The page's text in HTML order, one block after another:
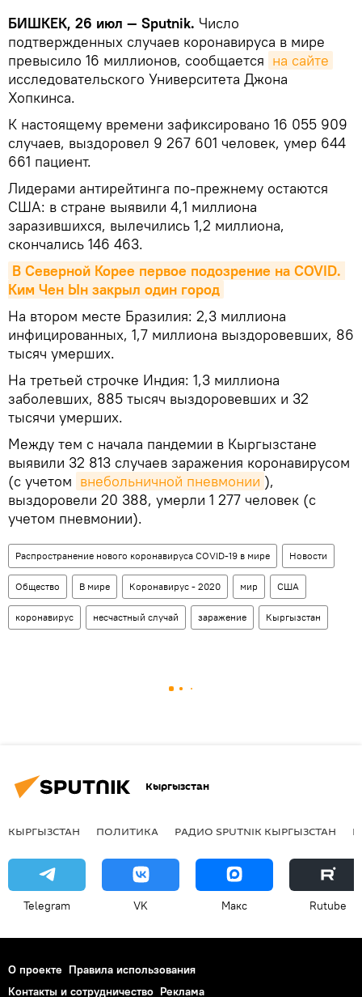
БИШКЕК, 26 июл — Sputnik. Число
подтвержденных случаев коронавируса в мире
превысило 16 миллионов, сообщается на сайте
исследовательского Университета Джона
Хопкинса.
К настоящему времени зафиксировано 16 055 909
случаев, выздоровел 9 267 601 человек, умер 644
661 пациент.
Лидерами антирейтинга по-прежнему остаются
США: в стране выявили 4,1 миллиона
заразившихся, вылечились 1,2 миллиона,
скончались 146 463.
В Северной Корее первое подозрение на COVID.
Ким Чен Ын закрыл один город
На втором месте Бразилия: 2,3 миллиона
инфицированных, 1,7 миллиона выздоровевших, 86
тысяч умерших.
На третьей строчке Индия: 1,3 миллиона
заболевших, 885 тысяч выздоровевших и 32
тысячи умерших.
Между тем с начала пандемии в Кыргызстане
выявили 32 813 случаев заражения коронавирусом
(с учетом внебольничной пневмонии ),
выздоровели 20 388, умерли 1 277 человек (с
учетом пневмонии).
Распространение нового коронавируса COVID-19 в мире Новости
Общество В мире Коронавирус - 2020 мир США
коронавирус несчастный случай заражение Кыргызстан
Кыргызстан
КЫРГЫЗСТАН ПОЛИТИКА РАДИО SPUTNIK КЫРГЫЗСТАН
Telegram VK Макс Rutube
О проекте Правила использования
Контакты и сотрудничество Реклама